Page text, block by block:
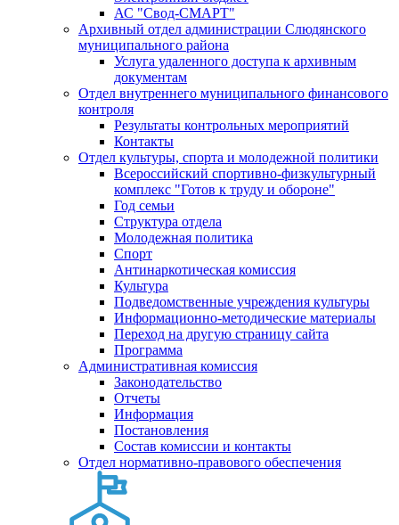
АС "Свод-СМАРТ"
Архивный отдел администрации Слюдянского
муниципального района
Услуга удаленного доступа к архивным
документам
Отдел внутреннего муниципального финансового
контроля
Результаты контрольных мероприятий
Контакты
Отдел культуры, спорта и молодежной политики
Всероссийский спортивно-физкультурный
комплекс "Готов к труду и обороне"
Год семьи
Структура отдела
Молодежная политика
Спорт
Антинаркотическая комиссия
Культура
Подведомственные учреждения культуры
Информационно-методические материалы
Переход на другую страницу сайта
Программа
Административная комиссия
Законодательство
Отчеты
Информация
Постановления
Состав комиссии и контакты
Отдел нормативно-правового обеспечения